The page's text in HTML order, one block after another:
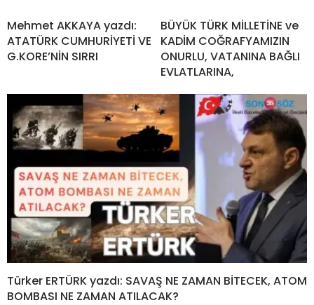
Mehmet AKKAYA yazdı:
ATATÜRK CUMHURİYETİ VE
G.KORE’NİN SIRRI
BÜYÜK TÜRK MİLLETİNE ve
KADİM COĞRAFYAMIZIN
ONURLU, VATANINA BAĞLI
EVLATLARINA,
Türker ERTÜRK yazdı: SAVAŞ NE ZAMAN BİTECEK, ATOM
BOMBASI NE ZAMAN ATILACAK?